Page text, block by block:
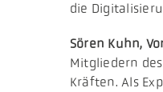
die
Sören Kuhn,
Mitgliedern
Kräften. Als